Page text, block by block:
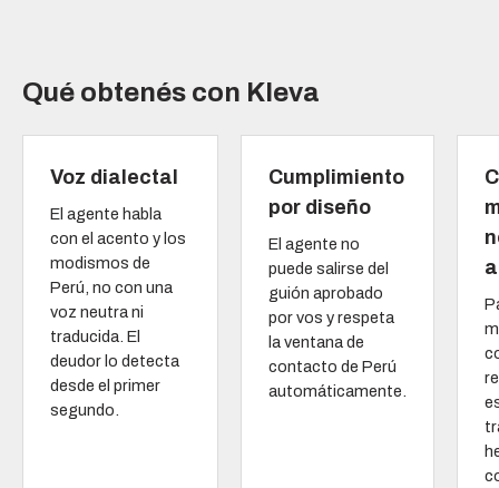
Qué obtenés con Kleva
Voz dialectal
El agente habla
con el acento y los
modismos de
Perú, no con una
voz neutra ni
traducida. El
deudor lo detecta
desde el primer
segundo.
Cumplimiento
por diseño
El agente no
puede salirse del
guión aprobado
por vos y respeta
la ventana de
contacto de Perú
automáticamente.